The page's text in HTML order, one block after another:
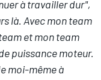
à travailler dur",
là. Avec mon team
et mon team
puissance moteur.
moi-même à